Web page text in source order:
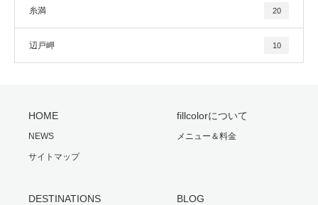
糸満 20
辺戸岬 10
HOME
NEWS
サイトマップ
fillcolorについて
メニュー＆料金
DESTINATIONS BLOG